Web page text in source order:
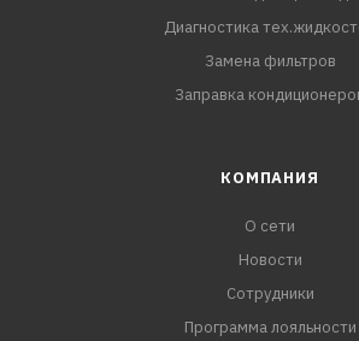
Диагностика
Замена фильтров
Заправка
КОМПАНИЯ
О сети
Новости
Сотрудники
Программа лояльности